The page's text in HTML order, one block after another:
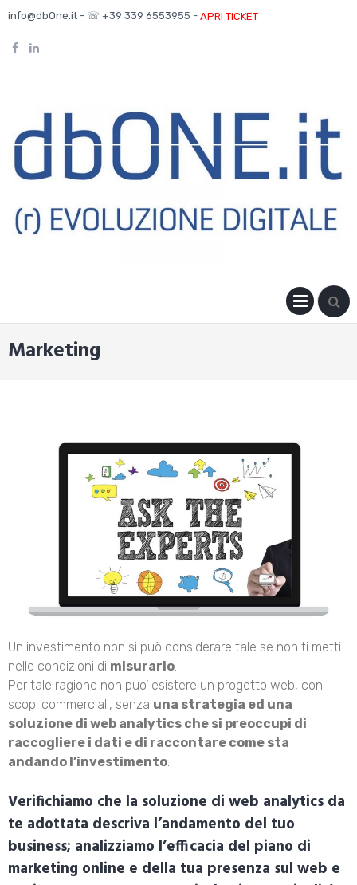
Skip
content
info@dbOne.it - ☏ +39 339 6553955 - APRI TICKET
Marketing
Un investimento non si può considerare tale se non ti metti
nelle condizioni di misurarlo
Per tale ragione non puo’ esistere un progetto web, con
scopi commerciali, senza una strategia ed una
soluzione di web analytics che si preoccupi di
raccogliere i dati e di raccontare come sta
andando l’investimento
Verifichiamo che la soluzione di web analytics da
te adottata descriva l’andamento del tuo
business; analizziamo l’efficacia del piano di
marketing online e della tua presenza sul web e